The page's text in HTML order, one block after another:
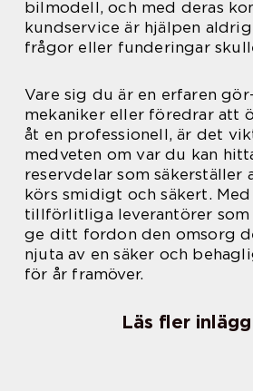
bilmodell, och med deras
kundservice är hjälpen
frågor eller funderingar
Vare sig du är en erfaren
mekaniker eller föredrar att
åt en professionell, är det
medveten om var du kan
reservdelar som
körs smidigt och säkert.
tillförlitliga leverantörer som
ge ditt fordon den omsorg
njuta av en säker och
för år framöver.
Läs fler